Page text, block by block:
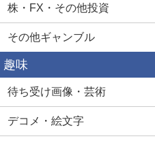
株・FX・その他投資
その他ギャンブル
趣味
待ち受け画像・芸術
デコメ・絵文字